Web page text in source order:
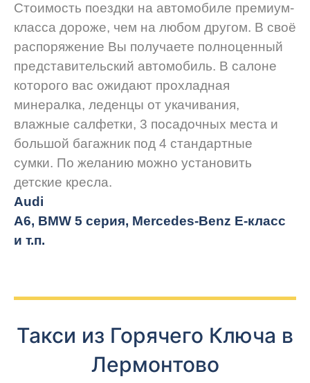
Стоимость поездки на автомобиле премиум-
класса дороже, чем на любом другом. В своё
распоряжение Вы получаете полноценный
представительский автомобиль. В салоне
которого вас ожидают прохладная
минералка, леденцы от укачивания,
влажные салфетки, 3 посадочных места и
большой багажник под 4 стандартные
сумки. По желанию можно установить
детские кресла.
Audi
A6, BMW 5 серия, Mercedes-Benz E-класс
и т.п.
Такси из Горячего Ключа в
Лермонтово